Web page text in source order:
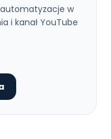
automatyzacje w
i kanał YouTube